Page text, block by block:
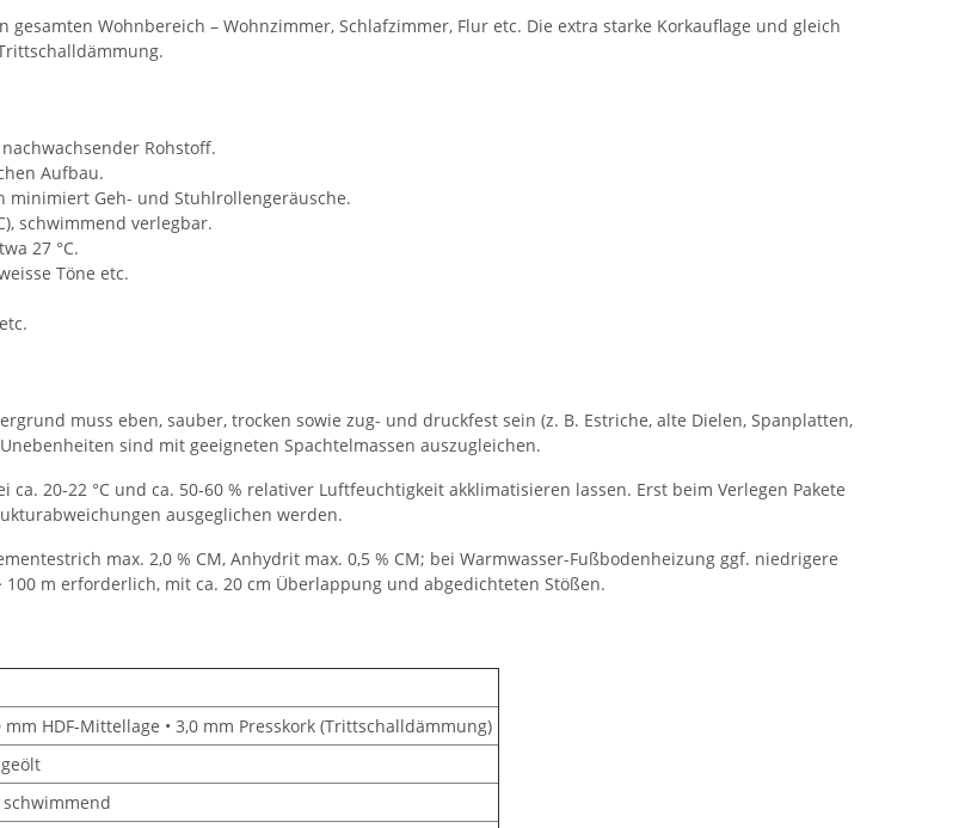
gesamten Wohnbereich – Wohnzimmer, Schlafzimmer, Flur etc. Die extra starke Korkauflage und gleich
Rohstoff.
Aufbau.
minimiert Geh- und Stuhlrollengeräusche.
schwimmend verlegbar.
27 °C.
Töne etc.
muss eben, sauber, trocken sowie zug- und druckfest sein (z. B. Estriche, alte Dielen, Spanplatten,
sind mit geeigneten Spachtelmassen auszugleichen.
20-22 °C und ca. 50-60 % relativer Luftfeuchtigkeit akklimatisieren lassen. Erst beim Verlegen Pakete
ausgeglichen werden.
max. 2,0 % CM, Anhydrit max. 0,5 % CM; bei Warmwasser-Fußbodenheizung ggf. niedrigere
m erforderlich, mit ca. 20 cm Überlappung und abgedichteten Stößen.
HDF-Mittellage • 3,0 mm Presskork (Trittschalldämmung)
schwimmend